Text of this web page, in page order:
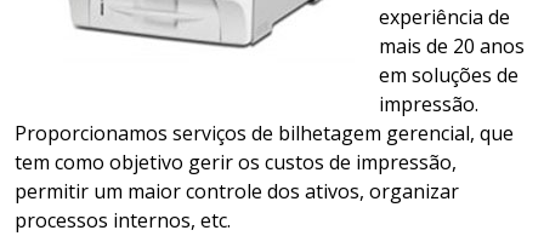
experiência de
mais de 20 anos
em soluções de
impressão.
Proporcionamos serviços de bilhetagem gerencial, que
tem como objetivo gerir os custos de impressão,
permitir um maior controle dos ativos, organizar
processos internos, etc.